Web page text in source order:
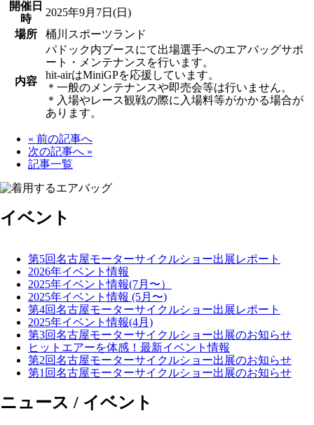
開催日
時
2025年9月7日(日)
場所
桶川スポーツランド
内容
パドック内ブースにて出場選手へのエアバッグサポ
ート・メンテナンスを行います。
hit-airはMiniGPを応援しています。
＊一般のメンテナンスや即売会等は行いません。
＊入場やレース観戦の際に入場料等がかかる場合が
あります。
« 前の記事へ
次の記事へ »
記事一覧
イベント
第5回名古屋モーターサイクルショー出展レポート
2026年イベント情報
2025年イベント情報(7月〜）
2025年イベント情報 (5月〜)
第4回名古屋モーターサイクルショー出展レポート
2025年イベント情報(4月)
第3回名古屋モーターサイクルショー出展のお知らせ
ヒットエアーを体感！最新イベント情報
第2回名古屋モーターサイクルショー出展のお知らせ
第1回名古屋モーターサイクルショー出展のお知らせ
ニュース / イベント